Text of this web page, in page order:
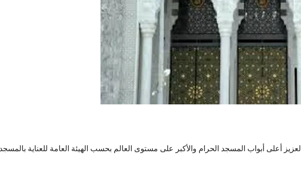
أعلى أبواب المسجد الحرام والأكبر على مستوى العالم بحسب الهيئة العامة للعناية